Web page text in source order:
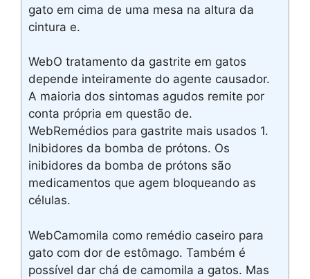
gato em cima de uma mesa na altura da
cintura e.
WebO tratamento da gastrite em gatos
depende inteiramente do agente causador.
A maioria dos sintomas agudos remite por
conta própria em questão de.
WebRemédios para gastrite mais usados 1.
Inibidores da bomba de prótons. Os
inibidores da bomba de prótons são
medicamentos que agem bloqueando as
células.
WebCamomila como remédio caseiro para
gato com dor de estômago. Também é
possível dar chá de camomila a gatos. Mas